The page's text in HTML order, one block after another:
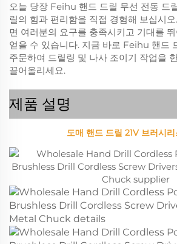
오늘 당장 Feihu 핸드 드릴 무선 전동 드
릴의 힘과 편리함을 직접 경험해 보십시
면 여러분의 요구를 충족시키고 기대를
얻을 수 있습니다. 지금 바로 Feihu 핸드
주문하여 드릴링 및 나사 조이기 작업을
끌어올리세요.
제품 설명
도매 핸드 드릴 21V 브러시리